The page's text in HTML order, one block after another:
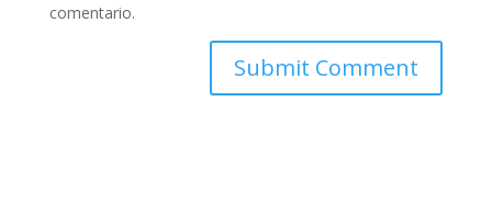
comentario.